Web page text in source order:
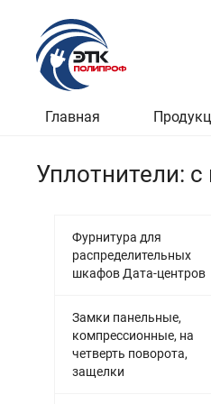
Главная
Уплотнители:
Фурнитура для
распределительных
шкафов Дата-центров
Замки панельные,
компрессионные, на
четверть поворота,
защелки